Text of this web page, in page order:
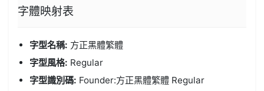
字體映射表
字型名稱: 方正黑體繁體
字型風格: Regular
字型識別碼: Founder:方正黑體繁體 Regular